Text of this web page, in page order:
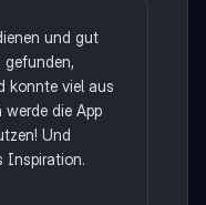
und gut
konnte viel aus
die App
Und
Inspiration.